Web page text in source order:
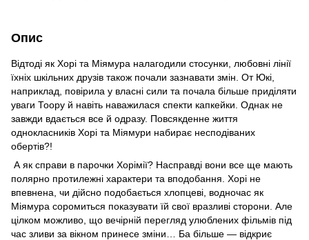
Опис
Відтоді як Хорі та Міямура налагодили стосунки, любовні лінії
їхніх шкільних друзів також почали зазнавати змін. От Юкі,
наприклад, повірила у власні сили та почала більше приділяти
уваги Тоору й навіть наважилася спекти капкейки. Однак не
завжди вдається все й одразу. Повсякденне життя
однокласників Хорі та Міямури набирає несподіваних
обертів?!
А як справи в парочки Хорімії? Насправді вони все ще мають
полярно протилежні характери та вподобання. Хорі не
впевнена, чи дійсно подобається хлопцеві, водночас як
Міямура соромиться показувати їй свої вразливі сторони. Але
цілком можливо, що вечірній перегляд улюблених фільмів під
час зливи за вікном принесе зміни… Ба більше — відкриє